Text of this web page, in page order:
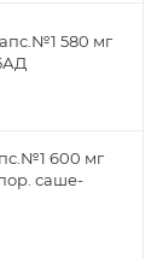
580 мг
600 мг
саше-